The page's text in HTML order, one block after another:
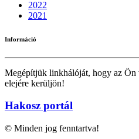
2022
2021
Információ
Megépítjük linkhálóját, hogy az Ön
elejére kerüljön!
Hakosz portál
© Minden jog fenntartva!